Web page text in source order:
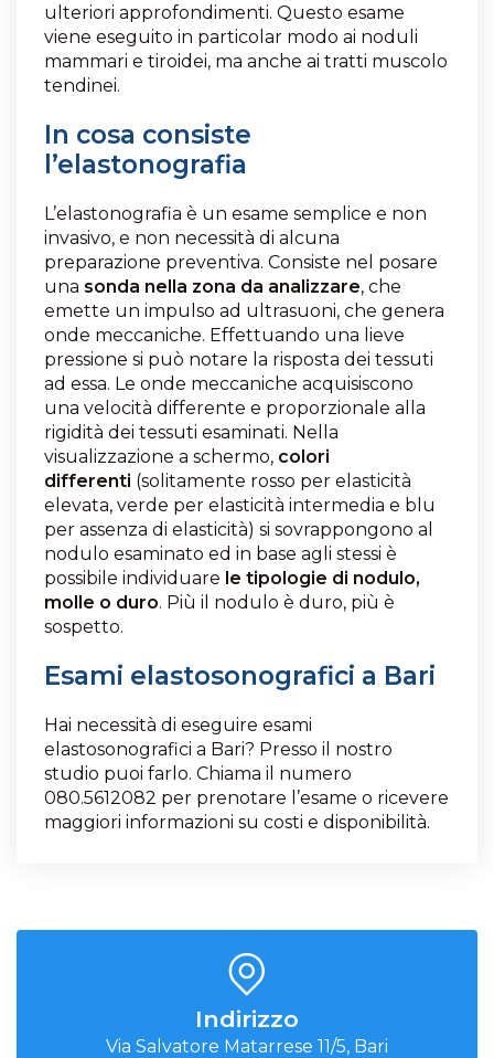
ulteriori approfondimenti. Questo esame
viene eseguito in particolar modo ai noduli
mammari e tiroidei, ma anche ai tratti muscolo
tendinei.
In cosa consiste
l’elastonografia
L’elastonografia è un esame semplice e non
invasivo, e non necessità di alcuna
preparazione preventiva. Consiste nel posare
una sonda nella zona da analizzare, che
emette un impulso ad ultrasuoni, che genera
onde meccaniche. Effettuando una lieve
pressione si può notare la risposta dei tessuti
ad essa. Le onde meccaniche acquisiscono
una velocità differente e proporzionale alla
rigidità dei tessuti esaminati. Nella
visualizzazione a schermo, colori
differenti (solitamente rosso per elasticità
elevata, verde per elasticità intermedia e blu
per assenza di elasticità) si sovrappongono al
nodulo esaminato ed in base agli stessi è
possibile individuare le tipologie di nodulo,
molle o duro. Più il nodulo è duro, più è
sospetto.
Esami elastosonografici a Bari
Hai necessità di eseguire esami
elastosonografici a Bari? Presso il nostro
studio puoi farlo. Chiama il numero
080.5612082 per prenotare l’esame o ricevere
maggiori informazioni su costi e disponibilità.
Indirizzo
Via Salvatore Matarrese 11/5, Bari